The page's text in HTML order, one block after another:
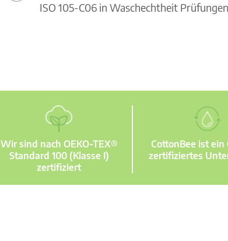
ISO 105-C06 in Waschechtheit
Wir sind nach OEKO-TEX®
Standard 100 (Klasse I)
zertifiziert
CottonBee ist ein
zertifiziertes